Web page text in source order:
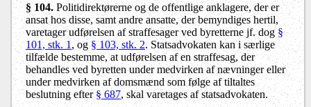
§ 104.Politidirektørerne og de offentlige anklagere, der er
ansat hos disse, samt andre ansatte, der bemyndiges hertil,
varetager udførelsen af straffesager ved byretterne jf. dog §
101, stk. 1, og§ 103, stk. 2. Statsadvokaten kan i særlige
tilfælde bestemme, at udførelsen af en straffesag, der
behandles ved byretten under medvirken af nævninger eller
under medvirken af domsmænd som følge af tiltaltes
beslutning efter § 687, skal varetages af statsadvokaten.